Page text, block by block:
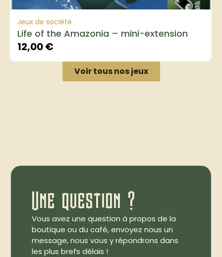
Jeux de société
Life of the Amazonia – mini-extension
12,00€
Voir tous nos jeux
Une question ?
Vous avez une question à propos de la
boutique ou du café, envoyez nous un
message, nous vous y répondrons dans
les plus brefs délais !